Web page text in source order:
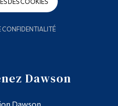
CONFIDENTIALITÉ
Dawson
Dawson